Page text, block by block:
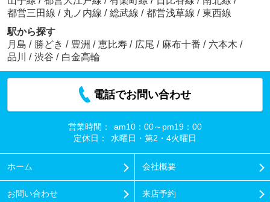
都営三田線 / 丸ノ内線 / 総武線 / 都営浅草線 / 東西線
駅から探す
月島 / 勝どき / 豊洲 / 恵比寿 / 広尾 / 麻布十番 / 六本木 /
品川
/ 渋谷 / 白金高輪
電話でお問い合わせ
営業時間：
am10：00～pm19：00
定休日：
水曜日・第2・4火曜日
ホーム 会社概要
お問い合わせ 来店予約